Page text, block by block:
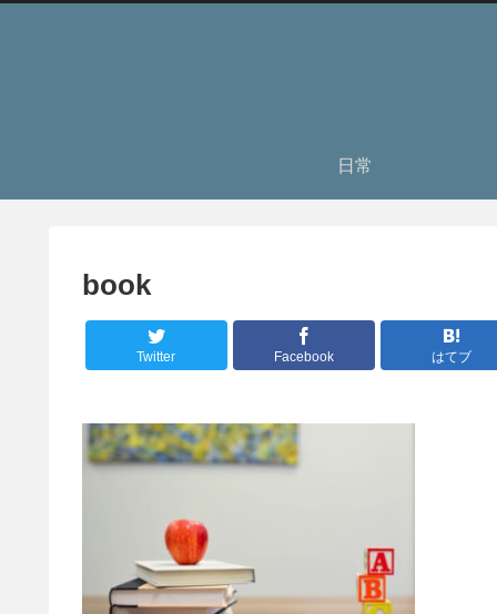
日常
book
Twitter Facebook はてブ